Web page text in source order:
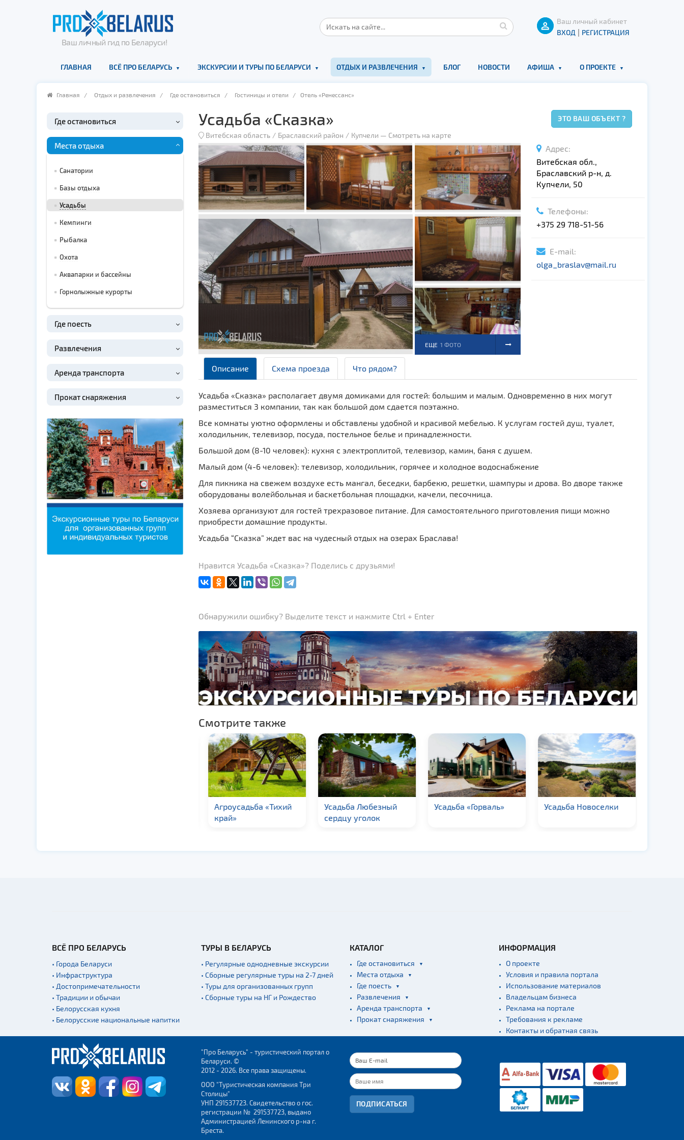
Ваш личный гид по Беларуси!
Ваш личный кабинет
ВХОД | РЕГИСТРАЦИЯ
ГЛАВНАЯ ВСЁ ПРО БЕЛАРУСЬ ЭКСКУРСИИ И ТУРЫ ПО БЕЛАРУСИ ОТДЫХ И РАЗВЛЕЧЕНИЯ БЛОГ НОВОСТИ АФИША О ПРОЕКТЕ
Главная / Отдых и развлечения / Где остановиться / Гостиницы и отели / Отель «Ренессанс»
Где остановиться
Места отдыха
Санатории
Базы отдыха
Усадьбы
Кемпинги
Рыбалка
Охота
Аквапарки и бассейны
Горнолыжные курорты
Где поесть
Развлечения
Аренда транспорта
Прокат снаряжения
ЭТО ВАШ ОБЪЕКТ ?
Усадьба «Сказка»
Витебская область Браславский район Купчели — Смотреть на карте
ЕЩЕ 1 ФОТО
Адрес:
Витебская обл.,
Браславский р-н, д.
Купчели, 50
Телефоны:
+375 29 718-51-56
E-mail:
olga_braslav@mail.ru
Описание Схема проезда Что рядом?
Усадьба «Сказка» располагает двумя домиками для гостей: большим и малым. Одновременно в них могут
разместиться 3 компании, так как большой дом сдается поэтажно.
Все комнаты уютно оформлены и обставлены удобной и красивой мебелью. К услугам гостей душ, туалет,
холодильник, телевизор, посуда, постельное белье и принадлежности.
Большой дом (8-10 человек): кухня с электроплитой, телевизор, камин, баня с душем.
Малый дом (4-6 человек): телевизор, холодильник, горячее и холодное водоснабжение
Для пикника на свежем воздухе есть мангал, беседки, барбекю, решетки, шампуры и дрова. Во дворе также
оборудованы волейбольная и баскетбольная площадки, качели, песочница.
Хозяева организуют для гостей трехразовое питание. Для самостоятельного приготовления пищи можно
приобрести домашние продукты.
Усадьба “Сказка” ждет вас на чудесный отдых на озерах Браслава!
Нравится Усадьба «Сказка»? Поделись с друзьями!
Обнаружили ошибку? Выделите текст и нажмите Ctrl + Enter
Смотрите также
Агроусадьба «Тихий
край»
Усадьба Любезный
сердцу уголок
Усадьба «Горваль» Усадьба Новоселки
ВСЁ ПРО БЕЛАРУСЬ
• Города Беларуси
• Инфраструктура
• Достопримечательности
• Традиции и обычаи
• Белорусская кухня
• Белорусские национальные напитки
ТУРЫ В БЕЛАРУСЬ
• Регулярные однодневные экскурсии
• Сборные регулярные туры на 2-7 дней
• Туры для организованных групп
• Сборные туры на НГ и Рождество
КАТАЛОГ
Где остановиться
Места отдыха
Где поесть
Развлечения
Аренда транспорта
Прокат снаряжения
ИНФОРМАЦИЯ
О проекте
Условия и правила портала
Использование материалов
Владельцам бизнеса
Реклама на портале
Требования к рекламе
Контакты и обратная связь
"Про Беларусь" - туристический портал о
Беларуси. ©
2012 - 2026. Все права защищены.
ООО "Туристическая компания Три
Столицы"
УНП 291537723. Свидетельство о гос.
регистрации № 291537723, выдано
Администрацией Ленинского р-на г.
Бреста.
ПОДПИСАТЬСЯ